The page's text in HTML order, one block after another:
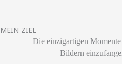
MEIN ZIEL
Die einzigartigen Momente
Bildern